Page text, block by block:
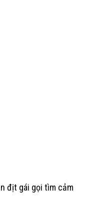
địt gái gọi tìm cảm